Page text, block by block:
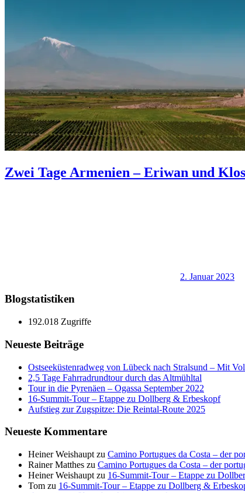
Zwei Tage Armenien – Eriwan und
2. Januar 2023
Blogstatistiken
192.018 Zugriffe
Neueste Beiträge
Ostseeküstenradweg von Lübeck nach Stralsund – Mit
2,5 Tage Fahrradrundtour durch das Altmühltal
Tour in die Pyrenäen – Ogassa September 2022
16‑Summit‑Tour – Etappe zu Dollberg & Erbeskopf
Aufstieg zur Zugspitze: Die Reintal-Route 2025
Neueste Kommentare
Heiner Weishaupt zu Camino Portugues da Costa – der
Rainer Matthes zu Camino Portugues da Costa – der
Heiner Weishaupt zu 16‑Summit‑Tour – Etappe zu
Tom zu 16‑Summit‑Tour – Etappe zu Dollberg &